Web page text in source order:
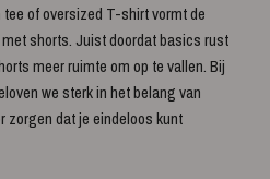
of oversized T-shirt vormt de
shorts. Juist doordat basics rust
meer ruimte om op te vallen. Bij
we sterk in het belang van
zorgen dat je eindeloos kunt